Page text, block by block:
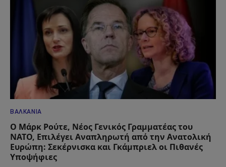
ΒΑΛΚΆΝΙΑ
Ο Μάρκ Ρούτε, Νέος Γενικός Γραμματέας του
ΝΑΤΟ, Επιλέγει Αναπληρωτή από την Ανατολική
Ευρώπη: Σεκέρνισκα και Γκάμπριελ οι Πιθανές
Υποψήφιες